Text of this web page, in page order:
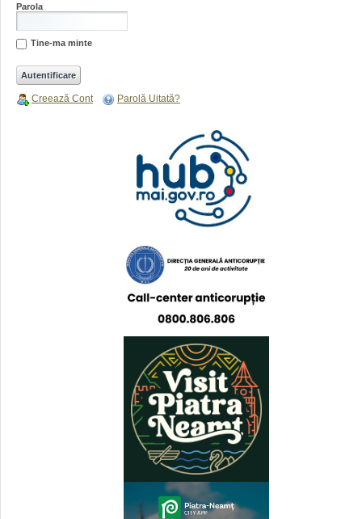
Parola
Tine-ma minte
Creează Cont Parolă Uitată?